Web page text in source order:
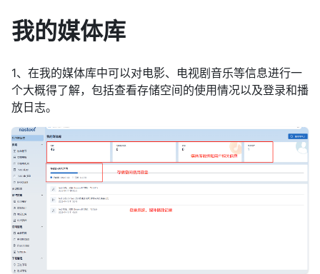
我的媒体库
1、在我的媒体库中可以对电影、电视剧音乐等信息进行一
个大概得了解，包括查看存储空间的使用情况以及登录和播
放日志。